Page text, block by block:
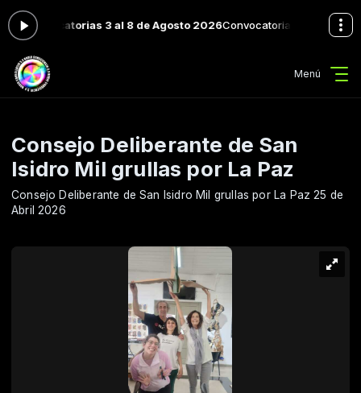
3 al 8 de Agosto 2026Convocatorias con Luisa Haded
Menú
Consejo Deliberante de San
Isidro Mil grullas por La Paz
Consejo Deliberante de San Isidro Mil grullas por La Paz 25 de
Abril 2026